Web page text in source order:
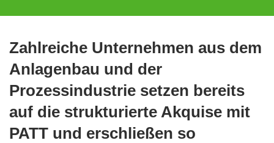
Zahlreiche Unternehmen aus dem
Anlagenbau und der
Prozessindustrie setzen bereits
auf die strukturierte Akquise mit
PATT und erschließen so